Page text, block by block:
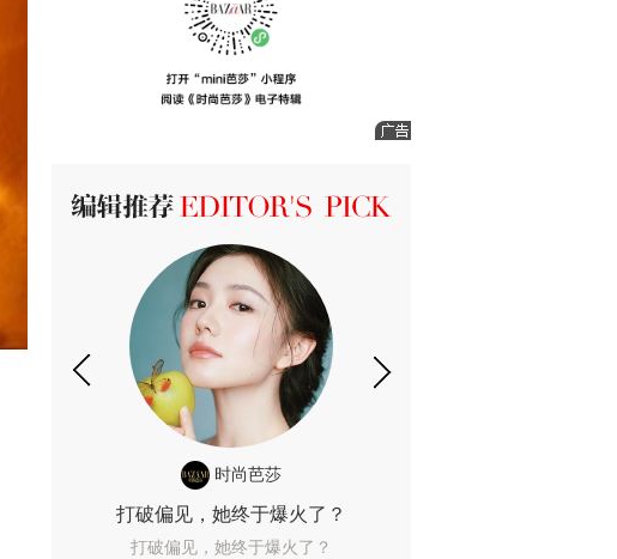
时尚芭莎
打破偏见，她终于爆火了？
打破偏见，她终于爆火了？